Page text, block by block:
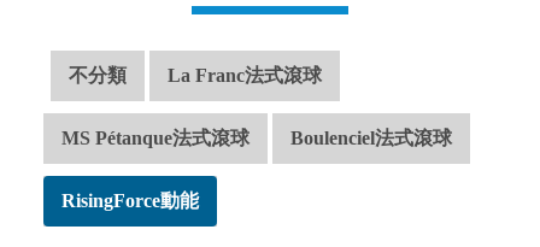
不分類 La Franc法式滾球
MS Pétanque法式滾球 Boulenciel法式滾球
RisingForce動能